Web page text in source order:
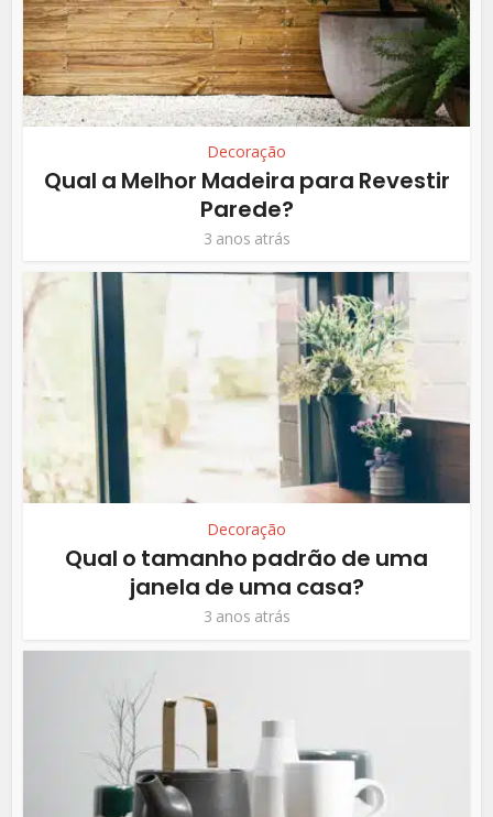
Decoração
Qual a Melhor Madeira para Revestir
Parede?
3 anos atrás
Decoração
Qual o tamanho padrão de uma
janela de uma casa?
3 anos atrás